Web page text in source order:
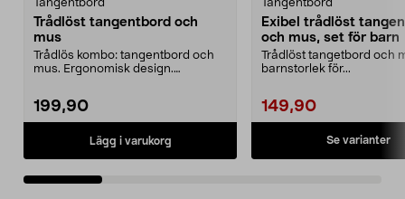
Tangentbord
Trådlöst tangentbord och
mus
Trådlös kombo: tangentbord och
mus. Ergonomisk design.
199,90
Lägg i varukorg
Tangentbord
Exibel trådlöst
och mus, set för barn
Trådlöst tangetbord och
barnstorlek för...
149,90
Se varianter